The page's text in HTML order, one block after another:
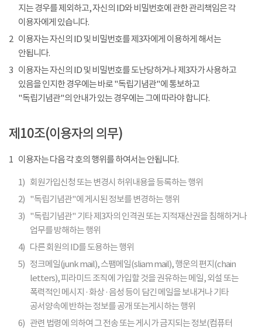
지는 경우를 제외하고, 자신의 ID와 비밀번호에 관한 관리책임은 각
이용자에게 있습니다.
2 이용자는 자신의 ID 및 비밀번호를 제3자에게 이용하게 해서는
안됩니다.
3 이용자는 자신의 ID 및 비밀번호를 도난당하거나 제3자가 사용하고
있음을 인지한 경우에는 바로 "독립기념관"에 통보하고
"독립기념관"의 안내가 있는 경우에는 그에 따라야 합니다.
제10조(이용자의 의무)
1 이용자는 다음 각 호의 행위를 하여서는 안됩니다.
1) 회원가입신청 또는 변경시 허위내용을 등록하는 행위
2) "독립기념관"에 게시된 정보를 변경하는 행위
3) "독립기념관" 기타 제3자의 인격권 또는 지적재산권을 침해하거나
업무를 방해하는 행위
4) 다른 회원의 ID를 도용하는 행위
5) 정크메일(junk mail), 스팸메일(sliam mail), 행운의 편지(chain
letters), 피라미드 조직에 가입할 것을 권유하는 메일, 외설 또는
폭력적인 메시지 · 화상 · 음성 등이 담긴 메일을 보내거나 기타
공서양속에 반하는 정보를 공개 또는게시하는 행위
6) 관련 법령에 의하여 그 전송 또는 게시가 금지되는 정보(컴퓨터